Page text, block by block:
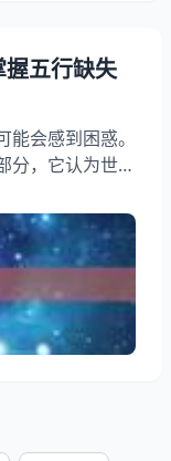
五行缺失
会感到困惑。
分，它认为世界
火和土。每个
会影响个人的健
自己的五行缺失
念和计算方法，
应的改变。
命盘中缺少某